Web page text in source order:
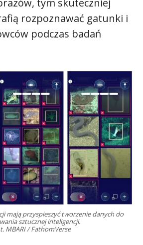
tym skuteczniej
rozpoznawać gatunki i
podczas badań
mają przyspieszyć tworzenie danych do
sztucznej inteligencji.
MBARI / FathomVerse